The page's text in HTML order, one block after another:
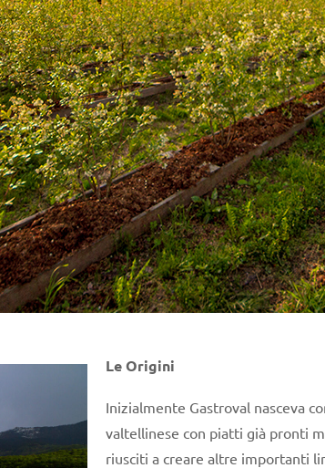
Le Origini
Inizialmente Gastroval nasceva
valtellinese con piatti già pronti
riusciti a creare altre importanti